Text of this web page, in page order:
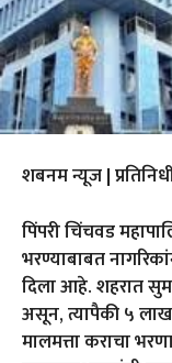
शबनम न्यूज |
पिंपरी चिंचवड
भरण्याबाबत
दिला आहे. शहरात
असून, त्यापैकी ५ लाख
मालमत्ता कराचा